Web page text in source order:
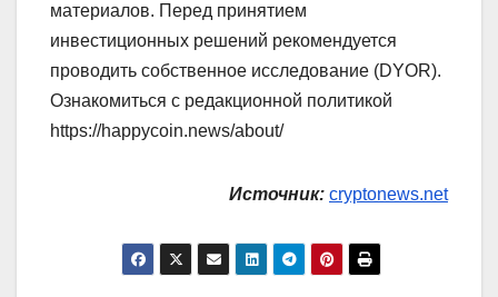
материалов. Перед принятием
инвестиционных решений рекомендуется
проводить собственное исследование (DYOR).
Ознакомиться с редакционной политикой
https://happycoin.news/about/
Источник: cryptonews.net